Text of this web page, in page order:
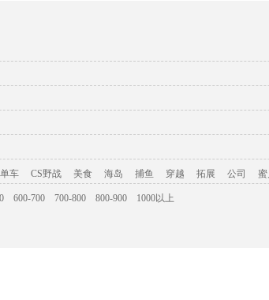
单车 CS野战 美食 海岛 捕鱼 穿越 拓展 公司 蜜
600-700 700-800 800-900
1000以上